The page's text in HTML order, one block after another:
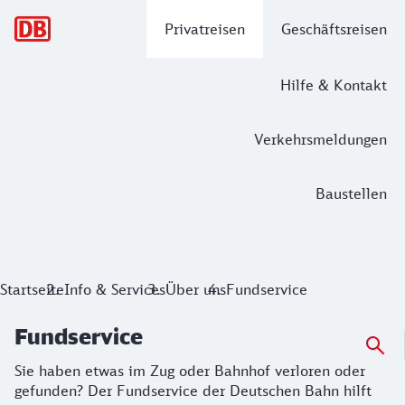
Privatreisen Geschäftsreisen
Hilfe & Kontakt
Verkehrsmeldungen
Baustellen
Sie haben etwas im Zug oder Bahnhof verloren oder
StartseiteInfo & ServicesÜber unsFundservice
Fundservice
Sie haben etwas im Zug oder Bahnhof verloren oder
gefunden? Der Fundservice der Deutschen Bahn hilft